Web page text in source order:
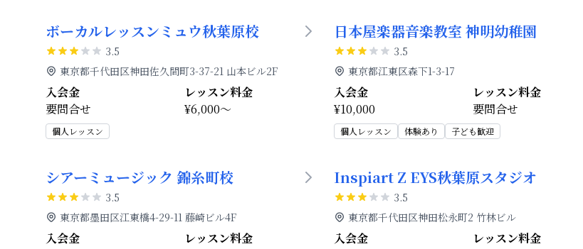
ボーカルレッスンミュウ秋葉原校
3.5
東京都千代田区神田佐久間町3-37-21 山本ビル2F
入会金
要問合せ
レッスン料金
¥6,000～
個人レッスン
日本屋楽器音楽教室 神明幼稚園
3.5
東京都江東区森下1-3-17
入会金
¥10,000
レッスン料金
要問合せ
個人レッスン 体験あり 子ども歓迎
シアーミュージック 錦糸町校
3.5
東京都墨田区江東橋4-29-11 藤崎ビル4F
入会金
レッスン料金
Inspiart Z EYS秋葉原スタジオ
3.5
東京都千代田区神田松永町2 竹林ビル
入会金
レッスン料金